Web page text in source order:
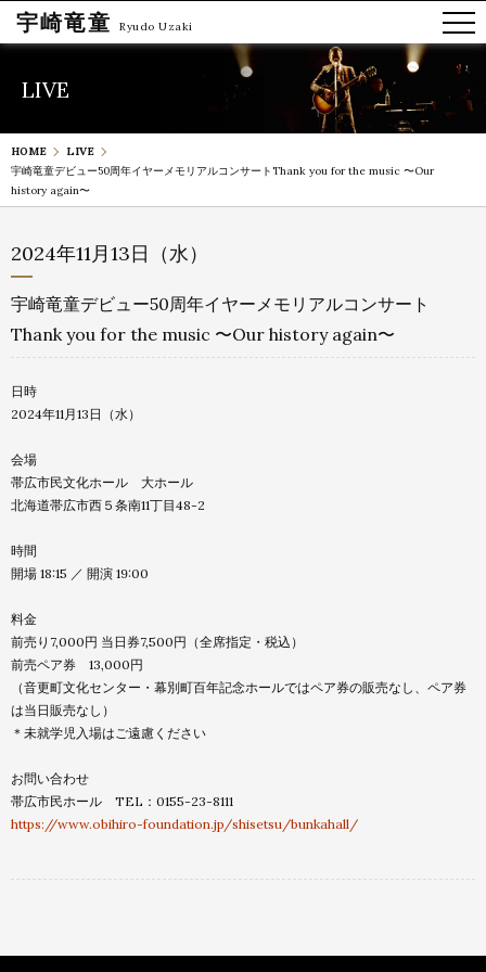
宇崎竜童 Ryudo Uzaki
LIVE
HOME
LIVE
宇崎竜童デビュー50周年イヤーメモリアルコンサート Thank you for the music 〜Our
history again〜
2024年11月13日（水）
宇崎竜童デビュー50周年イヤーメモリアルコンサート
Thank you for the music 〜Our history again〜
日時
2024年11月13日（水）
会場
帯広市民文化ホール 大ホール
北海道帯広市西５条南11丁目48-2
時間
開場 18:15 ／ 開演 19:00
料金
前売り7,000円 当日券7,500円（全席指定・税込）
前売ペア券 13,000円
（音更町文化センター・幕別町百年記念ホールではペア券の販売なし、ペア券
は当日販売なし）
＊未就学児入場はご遠慮ください
お問い合わせ
帯広市民ホール TEL：0155-23-8111
https://www.obihiro-foundation.jp/shisetsu/bunkahall/